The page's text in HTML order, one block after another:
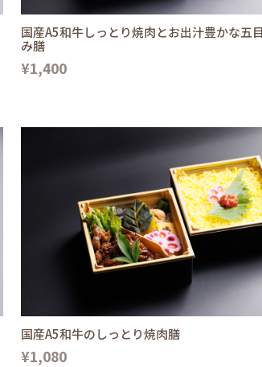
国産A5和牛しっとり焼肉とお出汁豊かな五
み膳
¥1,400
国産A5和牛のしっとり焼肉膳
¥1,080